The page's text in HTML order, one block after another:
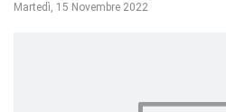
Martedì, 15 Novembre 2022